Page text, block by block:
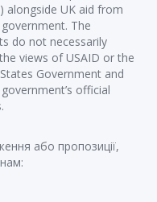
alongside UK aid from
The
do not necessarily
views of USAID or the
Government and
official
або пропозиції,